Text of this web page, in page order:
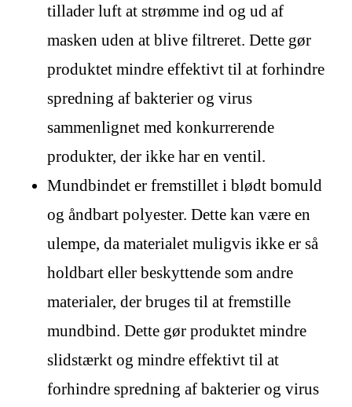
tillader luft at strømme ind og ud af
masken uden at blive filtreret. Dette gør
produktet mindre effektivt til at forhindre
spredning af bakterier og virus
sammenlignet med konkurrerende
produkter, der ikke har en ventil.
Mundbindet er fremstillet i blødt bomuld
og åndbart polyester. Dette kan være en
ulempe, da materialet muligvis ikke er så
holdbart eller beskyttende som andre
materialer, der bruges til at fremstille
mundbind. Dette gør produktet mindre
slidstærkt og mindre effektivt til at
forhindre spredning af bakterier og virus